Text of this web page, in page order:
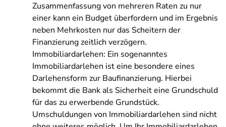
Zusammenfassung von mehreren Raten zu nur
einer kann ein Budget überfordern und im Ergebnis
neben Mehrkosten nur das Scheitern der
Finanzierung zeitlich verzögern.
Immobiliardarlehen: Ein sogenanntes
Immobiliardarlehen ist eine besondere eines
Darlehensform zur Baufinanzierung. Hierbei
bekommt die Bank als Sicherheit eine Grundschuld
für das zu erwerbende Grundstück.
Umschuldungen von Immobiliardarlehen sind nicht